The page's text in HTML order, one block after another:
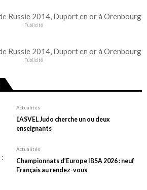
Publicité
Publicité
Actualités
L’ASVEL Judo cherche un ou deux
enseignants
Actualités
Championnats d’Europe IBSA 2026 : neuf
Français au rendez-vous